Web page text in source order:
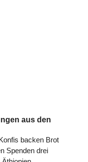
aus den
backen Brot
Spenden drei